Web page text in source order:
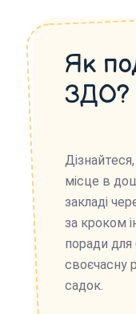
Як
ЗДО?
місце в
закладі
за кроком
поради для
своєчасну
садок.